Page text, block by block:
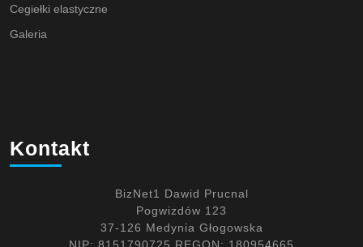
Cegiełki elastyczne
Galeria
Kontakt
BizNet1 Dawid Prucnal
Pogwizdów 123
37-126 Medynia Głogowska